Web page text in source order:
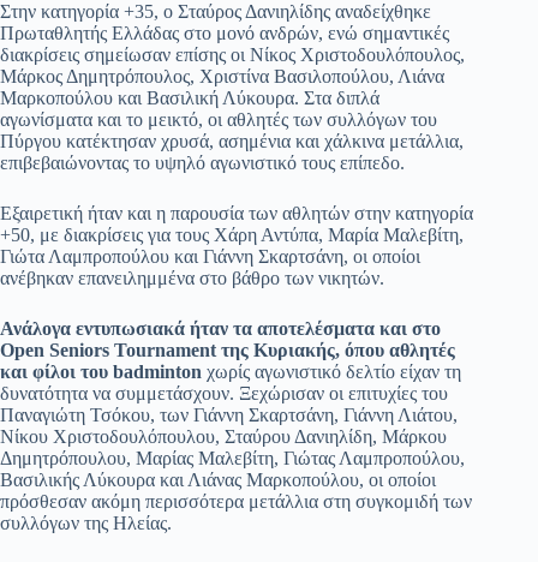
Στην κατηγορία +35, ο Σταύρος Δανιηλίδης αναδείχθηκε
Πρωταθλητής Ελλάδας στο μονό ανδρών, ενώ σημαντικές
διακρίσεις σημείωσαν επίσης οι Νίκος Χριστοδουλόπουλος,
Μάρκος Δημητρόπουλος, Χριστίνα Βασιλοπούλου, Λιάνα
Μαρκοπούλου και Βασιλική Λύκουρα. Στα διπλά
αγωνίσματα και το μεικτό, οι αθλητές των συλλόγων του
Πύργου κατέκτησαν χρυσά, ασημένια και χάλκινα μετάλλια,
επιβεβαιώνοντας το υψηλό αγωνιστικό τους επίπεδο.
Εξαιρετική ήταν και η παρουσία των αθλητών στην κατηγορία
+50, με διακρίσεις για τους Χάρη Αντύπα, Μαρία Μαλεβίτη,
Γιώτα Λαμπροπούλου και Γιάννη Σκαρτσάνη, οι οποίοι
ανέβηκαν επανειλημμένα στο βάθρο των νικητών.
Ανάλογα εντυπωσιακά ήταν τα αποτελέσματα και στο
Open Seniors Tournament της Κυριακής, όπου αθλητές
και φίλοι του badminton χωρίς αγωνιστικό δελτίο είχαν τη
δυνατότητα να συμμετάσχουν. Ξεχώρισαν οι επιτυχίες του
Παναγιώτη Τσόκου, των Γιάννη Σκαρτσάνη, Γιάννη Λιάτου,
Νίκου Χριστοδουλόπουλου, Σταύρου Δανιηλίδη, Μάρκου
Δημητρόπουλου, Μαρίας Μαλεβίτη, Γιώτας Λαμπροπούλου,
Βασιλικής Λύκουρα και Λιάνας Μαρκοπούλου, οι οποίοι
πρόσθεσαν ακόμη περισσότερα μετάλλια στη συγκομιδή των
συλλόγων της Ηλείας.